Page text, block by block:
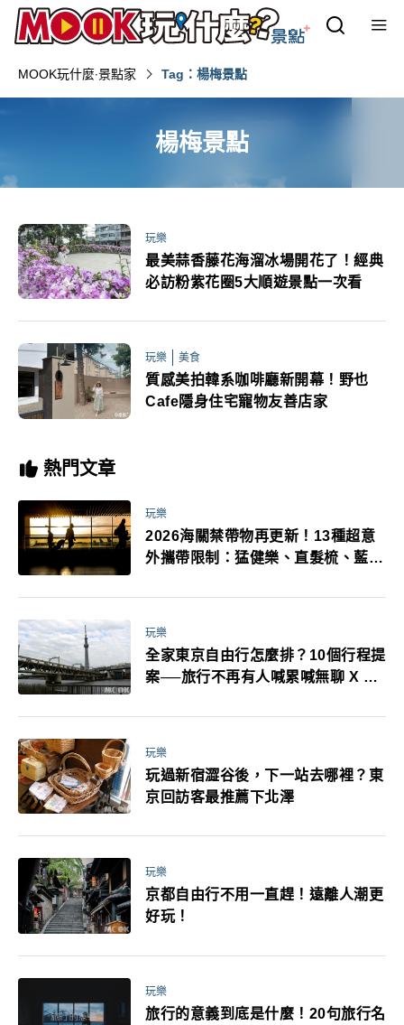
MOOK玩什麼‧景點家 Tag：楊梅景點
楊梅景點
玩樂
最美蒜香藤花海溜冰場開花了！經典
必訪粉紫花圈5大順遊景點一次看
玩樂 美食
質感美拍韓系咖啡廳新開幕！野也
Cafe隱身住宅寵物友善店家
熱門文章
玩樂
2026海關禁帶物再更新！13種超意
外攜帶限制：猛健樂、直髮梳、藍牙
萬！注意事項一次看！
玩樂
全家東京自由行怎麼排？10個行程提
案──旅行不再有人喊累喊無聊 X 爸
玩樂
玩過新宿澀谷後，下一站去哪裡？東
京回訪客最推薦下北澤
玩樂
京都自由行不用一直趕！遠離人潮更
好玩！
玩樂
旅行的意義到底是什麼！20句旅行名